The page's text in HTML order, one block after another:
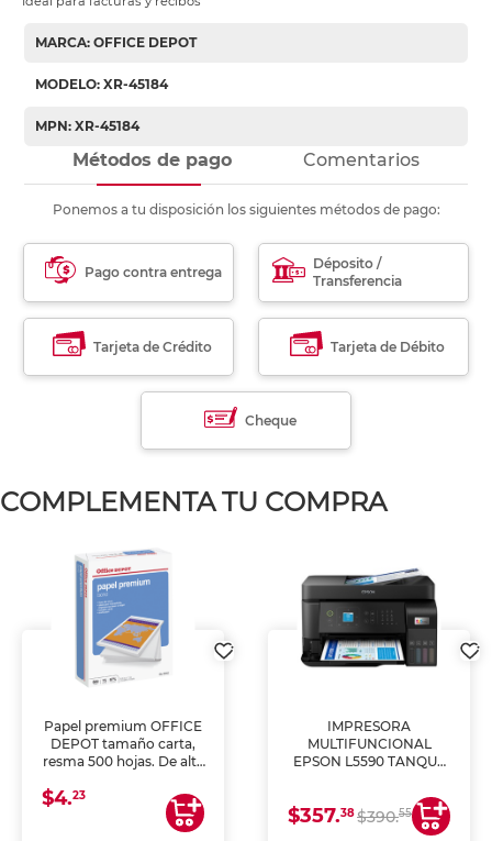
MARCA: OFFICE DEPOT
MODELO: XR-45184
MPN: XR-45184
Métodos de pago Comentarios
Ponemos a tu disposición los siguientes métodos de pago:
Pago contra entrega
Déposito /
Transferencia
Tarjeta de Crédito Tarjeta de Débito
Cheque
COMPLEMENTA TU COMPRA
Papel premium OFFICE
DEPOT tamaño carta,
resma 500 hojas. De alta
uniforme, ideal para
impresoras de inyección
de tinta y láser,
$4.23
IMPRESORA
MULTIFUNCIONAL
EPSON L5590 TANQUE
COPIA Y ESCANEA)
$357.38$390.55